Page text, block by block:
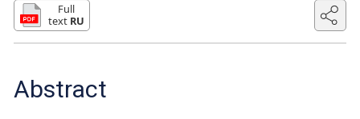
Full
text RU
Abstract